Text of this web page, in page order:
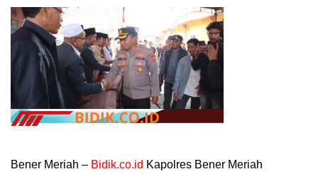
Bener Meriah – Bidik.co.id Kapolres Bener Meriah